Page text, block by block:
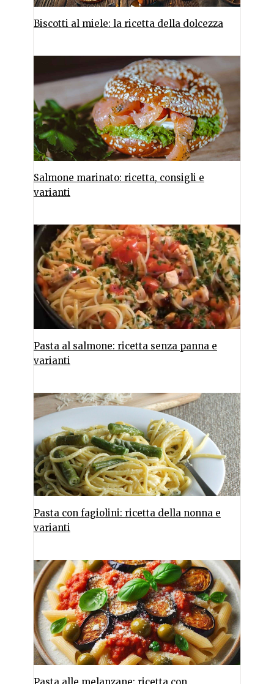
Biscotti al miele: la ricetta della dolcezza
Salmone marinato: ricetta, consigli e
varianti
Pasta al salmone: ricetta senza panna e
varianti
Pasta con fagiolini: ricetta della nonna e
varianti